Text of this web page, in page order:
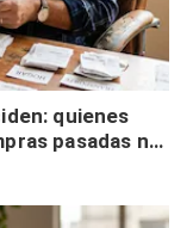
quienes
pasadas no
necesidad de